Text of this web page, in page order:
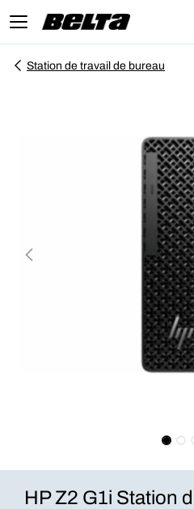
Station de travail de bureau
HP Z2 G1i Station